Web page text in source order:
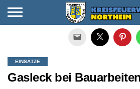
EINSÄTZE
Gasleck bei
Die mobile Version